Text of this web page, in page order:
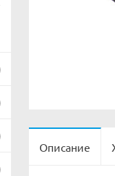
Описание